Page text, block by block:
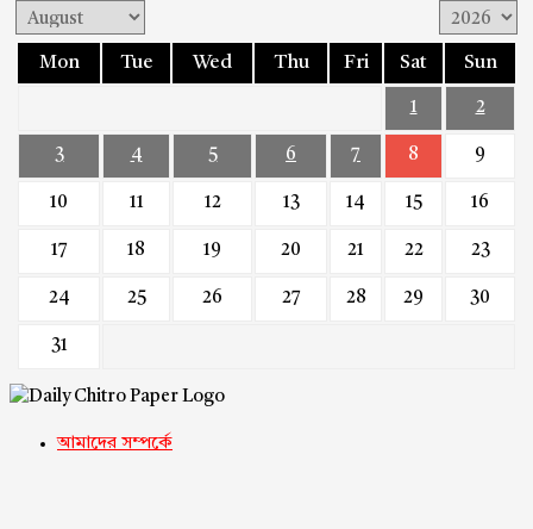
Mon Tue Wed Thu Fri Sat Sun
1 2
3 4 5 6 7 8 9
10 11 12 13 14 15 16
17 18 19 20 21 22 23
24 25 26 27 28 29 30
31
আমাদের সম্পর্কে